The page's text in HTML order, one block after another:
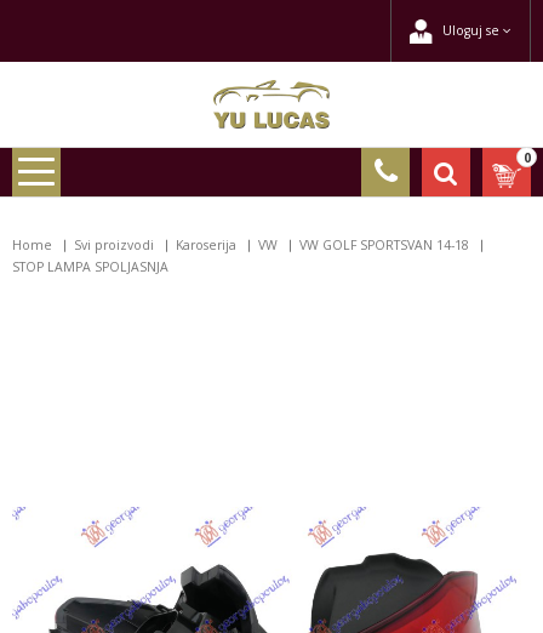
Uloguj se
0
Home Svi proizvodi Karoserija VW
VW GOLF SPORTSVAN 14-18
STOP LAMPA SPOLJASNJA